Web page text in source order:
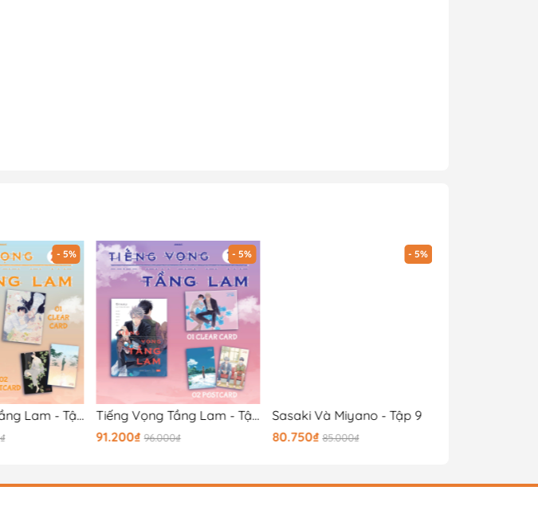
- 5%
Tiếng Vọng Tầng Lam - Tập 2
- 5%
Tiếng Vọng Tầng Lam - Tập 1
91.200₫ 96.000₫
- 5%
Sasaki Và Miyano - Tập 9
80.750₫ 85.000₫